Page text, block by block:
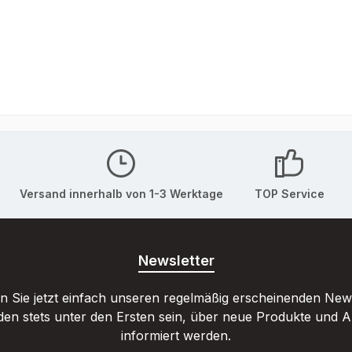
Versand innerhalb von 1-3 Werktage TOP Service
Newsletter
Sie jetzt einfach unseren regelmäßig erscheinenden
stets unter den Ersten sein, über neue Produkte und
informiert werden.